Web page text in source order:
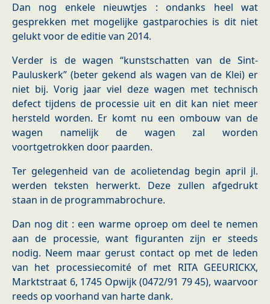
Dan nog enkele nieuwtjes : ondanks heel wat
gesprekken met mogelijke gastparochies is dit niet
gelukt voor de editie van 2014.
Verder is de wagen “kunstschatten van de Sint-
Pauluskerk” (beter gekend als wagen van de Klei) er
niet bij. Vorig jaar viel deze wagen met technisch
defect tijdens de processie uit en dit kan niet meer
hersteld worden. Er komt nu een ombouw van de
wagen namelijk de wagen zal worden
voortgetrokken door paarden.
Ter gelegenheid van de acolietendag begin april jl.
werden teksten herwerkt. Deze zullen afgedrukt
staan in de programmabrochure.
Dan nog dit : een warme oproep om deel te nemen
aan de processie, want figuranten zijn er steeds
nodig. Neem maar gerust contact op met de leden
van het processiecomité of met RITA GEEURICKX,
Marktstraat 6, 1745 Opwijk (0472/91 79 45), waarvoor
reeds op voorhand van harte dank.